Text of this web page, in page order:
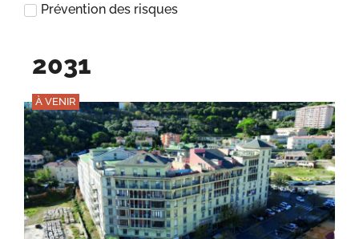
Prévention des risques
2031
À VENIR